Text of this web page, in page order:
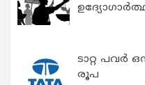
ടാറ്റ പവർ
രൂപ